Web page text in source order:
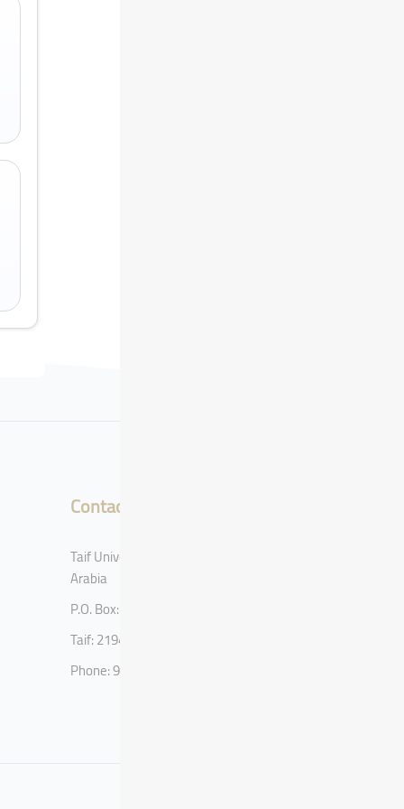
Contact
Taif University, Taif, Kingdom of Saudi
Arabia
P.O. Box: 11099
Taif: 21944
Phone: 920002122